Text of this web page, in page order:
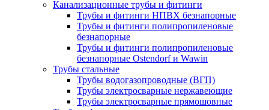
Канализационные трубы и фитинги
Трубы и фитинги НПВХ безнапорные
Трубы и фитинги полипропиленовые
безнапорные
Трубы и фитинги полипропиленовые
безнапорные Ostendorf и Wawin
Трубы стальные
Трубы водогазопроводные (ВГП)
Трубы электросварные нержавеющие
Трубы электросварные прямошовные